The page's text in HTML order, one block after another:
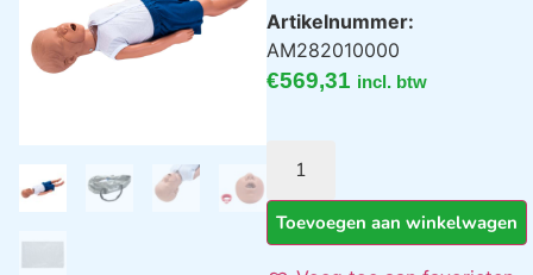
Artikelnummer:
AM282010000
€569,31 incl. btw
Toevoegen aan winkelwagen